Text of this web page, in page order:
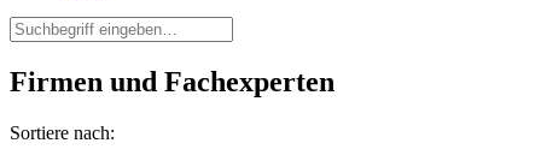
Firmen und Fachexperten
Sortiere nach: